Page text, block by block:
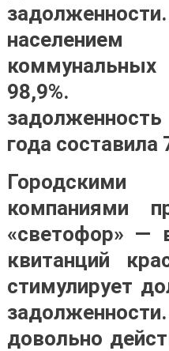
98,9%.
года составила
Городскими
компаниями
«светофор» —
квитанций
стимулирует
довольно